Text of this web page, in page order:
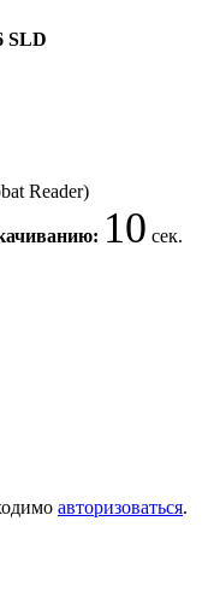
SLD
Reader)
9сек.
авторизоваться.